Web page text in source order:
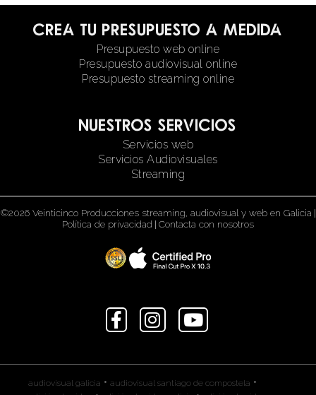
Crea tu presupuesto a medida
Presupuesto web online
Presupuesto audiovisual online
Presupuesto streaming online
Nuestros servicios
Servicios web
Servicios Audiovisuales
Streaming
©2026 Veinticinco Producciones streaming, audiovisual y web en Galicia |
Política de privacidad | Contacta con nosotros
audiovisual galicia • audiovisual santiago de compostela •